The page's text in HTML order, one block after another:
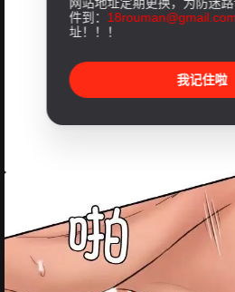
件到：
址！！！
我记住啦